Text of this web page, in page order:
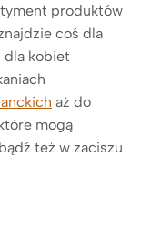
produktów
coś dla
dla kobiet
aż do
mogą
też w zaciszu